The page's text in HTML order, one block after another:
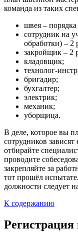
команда из таких
швея –
сотрудник на
обработки) – 2
закройщик – 2
кладовщик;
технолог-
бригадир;
бухгалтер;
электрик;
механик;
уборщица.
В деле, которое вы
сотрудников
отбирайте
проводите
закрепляйте за
тот прошёл
должности следует
К содержанию